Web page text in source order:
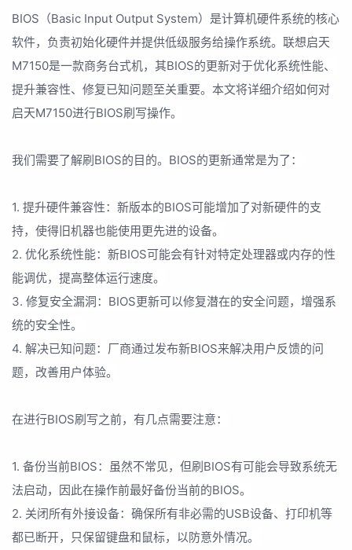
BIOS（Basic Input Output System）是计算机硬件系统的核心
软件，负责初始化硬件并提供低级服务给操作系统。联想启天
M7150是一款商务台式机，其BIOS的更新对于优化系统性能、
提升兼容性、修复已知问题至关重要。本文将详细介绍如何对
启天M7150进行BIOS刷写操作。
我们需要了解刷BIOS的目的。BIOS的更新通常是为了：
1. 提升硬件兼容性：新版本的BIOS可能增加了对新硬件的支
持，使得旧机器也能使用更先进的设备。
2. 优化系统性能：新BIOS可能会有针对特定处理器或内存的性
能调优，提高整体运行速度。
3. 修复安全漏洞：BIOS更新可以修复潜在的安全问题，增强系
统的安全性。
4. 解决已知问题：厂商通过发布新BIOS来解决用户反馈的问
题，改善用户体验。
在进行BIOS刷写之前，有几点需要注意：
1. 备份当前BIOS：虽然不常见，但刷BIOS有可能会导致系统无
法启动，因此在操作前最好备份当前的BIOS。
2. 关闭所有外接设备：确保所有非必需的USB设备、打印机等
都已断开，只保留键盘和鼠标，以防意外情况。